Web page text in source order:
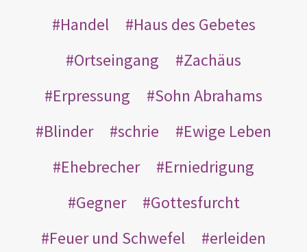
Handel
Haus des Gebetes
Ortseingang
Zachäus
Erpressung
Sohn Abrahams
Blinder
schrie
Ewige Leben
Ehebrecher
Erniedrigung
Gegner
Gottesfurcht
Feuer und Schwefel
erleiden